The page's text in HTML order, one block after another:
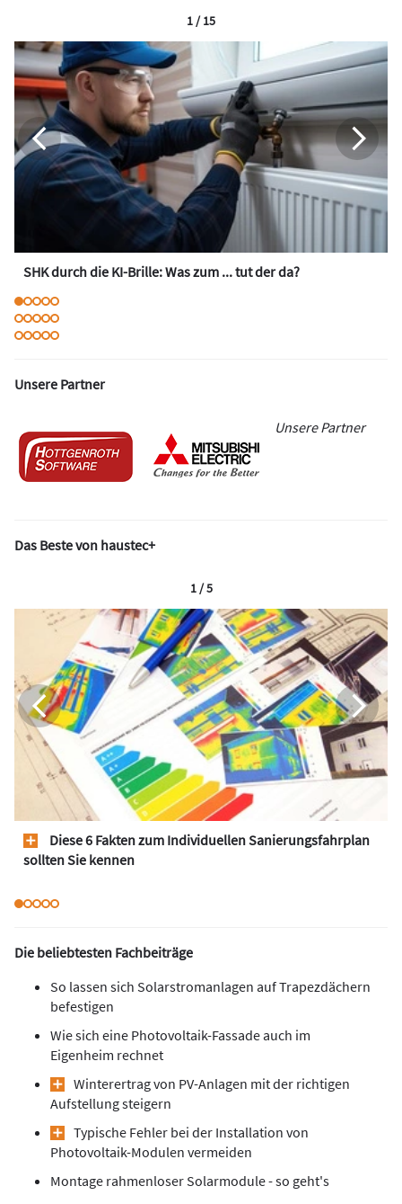
SHK durch die KI-Brille: Was zum ... tut der da?
1 / 15
Unsere Partner
Unsere Partner
Das Beste von haustec+
Diese 6 Fakten zum Individuellen Sanierungsfahrplan
sollten Sie kennen
1 / 5
Die beliebtesten Fachbeiträge
So lassen sich Solarstromanlagen auf Trapezdächern
befestigen
Wie sich eine Photovoltaik-Fassade auch im
Eigenheim rechnet
Winterertrag von PV-Anlagen mit der richtigen
Aufstellung steigern
Typische Fehler bei der Installation von
Photovoltaik-Modulen vermeiden
Montage rahmenloser Solarmodule - so geht's